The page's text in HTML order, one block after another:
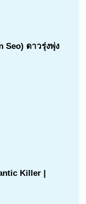
Seo) ดาวรุ่งพุ่ง
Killer |